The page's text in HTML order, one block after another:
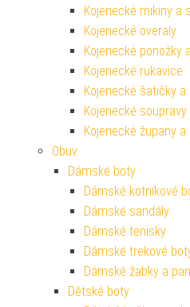
Kojenecké mikiny a
Kojenecké overaly
Kojenecké ponožky
Kojenecké rukavice
Kojenecké šatičky a
Kojenecké soupravy
Kojenecké župany a
Obuv
Dámské boty
Dámské kotníkové
Dámské sandály
Dámské tenisky
Dámské trekové
Dámské žabky a
Dětské boty